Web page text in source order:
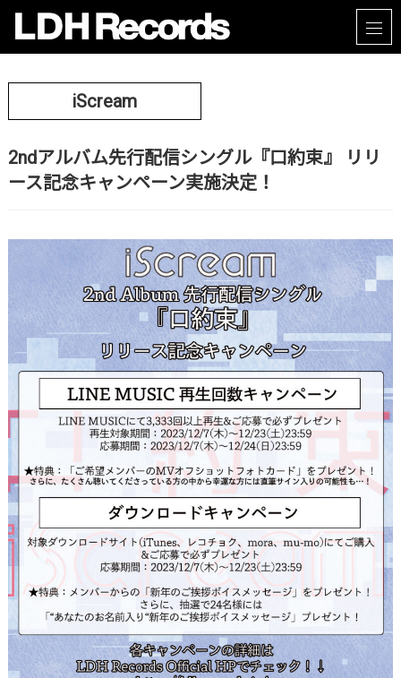
iScream
2ndアルバム先行配信シングル『口約束』 リリ
ース記念キャンペーン実施決定！